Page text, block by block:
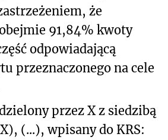
że
91,84% kwoty
odpowiadającą
przeznaczonego na cele
przez X z siedzibą
(...), wpisany do KRS: